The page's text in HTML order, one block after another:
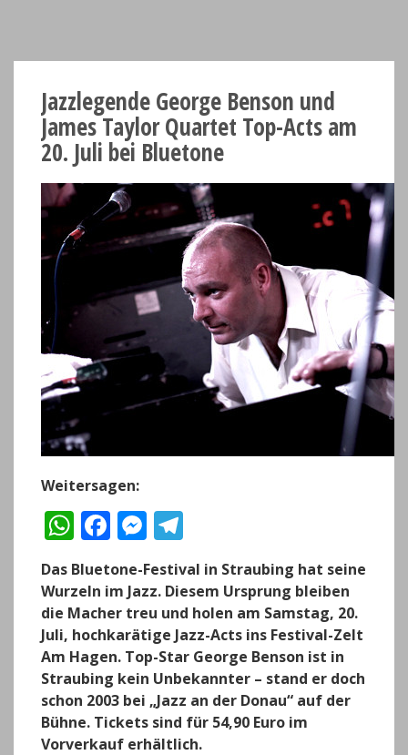
Jazzlegende George Benson und
James Taylor Quartet Top-Acts am
20. Juli bei Bluetone
Weitersagen:
W
h
a
ts
A
p
p
F
c
e
b
o
o
k
M
e
ss
e
n
g
er
el
e
g
r
a
m
Das Bluetone-Festival in Straubing hat seine
Wurzeln im Jazz. Diesem Ursprung bleiben
die Macher treu und holen am Samstag, 20.
Juli, hochkarätige Jazz-Acts ins Festival-Zelt
Am Hagen. Top-Star George Benson ist in
Straubing kein Unbekannter – stand er doch
schon 2003 bei „Jazz an der Donau“ auf der
Bühne. Tickets sind für 54,90 Euro im
Vorverkauf erhältlich.